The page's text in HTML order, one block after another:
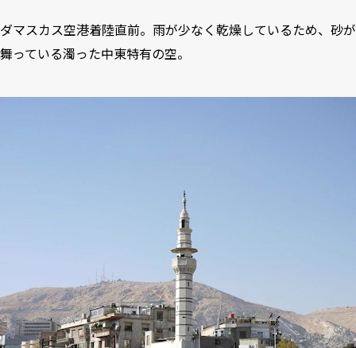
ダマスカス空港着陸直前。雨が少なく乾燥しているため、砂が
舞っている濁った中東特有の空。